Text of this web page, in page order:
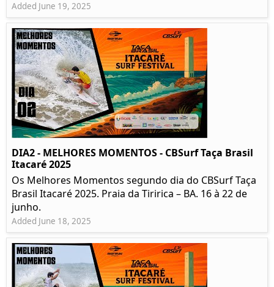
Added June 19, 2025
DIA2 - MELHORES MOMENTOS - CBSurf Taça Brasil
Itacaré 2025
Os Melhores Momentos segundo dia do CBSurf Taça
Brasil Itacaré 2025. Praia da Tiririca – BA. 16 à 22 de
junho.
Added June 18, 2025